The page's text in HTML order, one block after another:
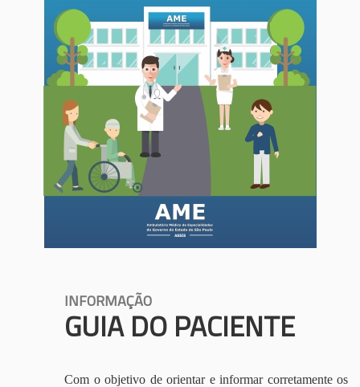
INFORMAÇÃO
GUIA DO PACIENTE
Com o objetivo de orientar e informar corretamente os